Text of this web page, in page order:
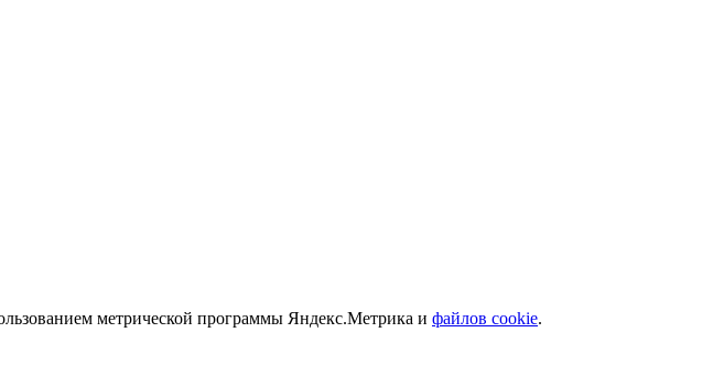
метрической программы Яндекс.Метрика и файлов cookie.